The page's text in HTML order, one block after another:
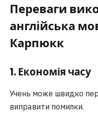
Переваги
англійська
Карпюкк
1. Економія часу
Учень може швидко
виправити помилки.